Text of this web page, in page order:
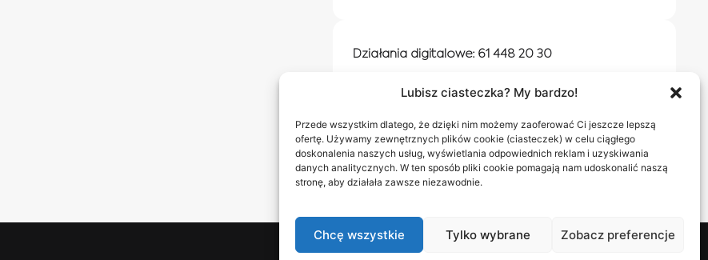
Lubisz ciasteczka? My bardzo!
Przede wszystkim dlatego, że dzięki nim możemy zaoferować Ci jeszcze lepszą
ofertę. Używamy zewnętrznych plików cookie (ciasteczek) w celu ciągłego
doskonalenia naszych usług, wyświetlania odpowiednich reklam i uzyskiwania
danych analitycznych. W ten sposób pliki cookie pomagają nam udoskonalić naszą
stronę, aby działała zawsze niezawodnie.
Chcę wszystkie Tylko wybrane Zobacz preferencje
Działania digitalowe: 61 448 20 30
Salony INEA Napisz do nas
Obserwuj nas